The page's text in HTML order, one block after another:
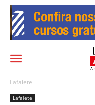
Lafaiete
Lafaiete